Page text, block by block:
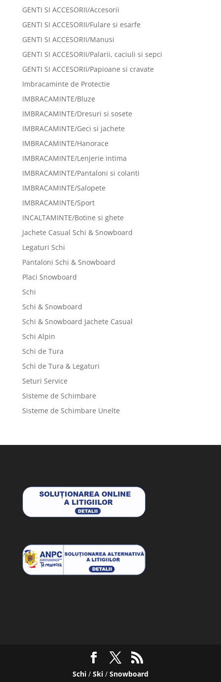
GENTI SI ACCESORII/Accesorii
GENTI SI ACCESORII/Fulare si esarfe
GENTI SI ACCESORII/Manusi
GENTI SI ACCESORII/Palarii, caciuli si sepci
GENTI SI ACCESORII/Papioane si cravate
Imbracaminte de Protectie
IMBRACAMINTE/Bluze
IMBRACAMINTE/Dresuri si sosete
IMBRACAMINTE/Geci si jachete
IMBRACAMINTE/Hanorace
IMBRACAMINTE/Lenjerie intima
IMBRACAMINTE/Pantaloni si colanti
IMBRACAMINTE/Salopete
IMBRACAMINTE/Sport
INCALTAMINTE/Botine si ghete
Jachete Casual Schi & Snowboard
Legaturi Schi
Pantaloni Schi & Snowboard
Placi Snowboard
Schi
Schi & Snowboard
Schi & Snowboard Jachete Casual
Schi Alpin
Schi de Tura
Schi de Tura & Legaturi
Seturi Service
Sisteme de Schimbare
Sisteme de Schimbare Unelte
Schi/ Ski/ Snowboard